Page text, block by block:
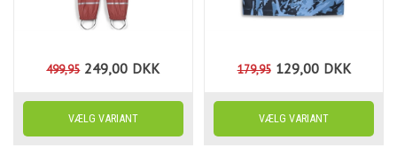
499,95 249,00 DKK 179,95 129,00 DKK